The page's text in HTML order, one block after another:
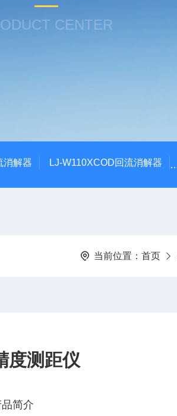
CENTER
消解器 LJ-W110XCOD回流消解器
当前位置： 首页
度测距仪
品简介